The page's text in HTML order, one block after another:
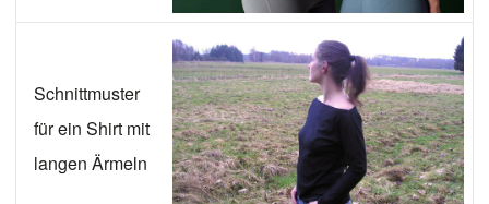
Schnittmuster
für ein Shirt mit
langen Ärmeln